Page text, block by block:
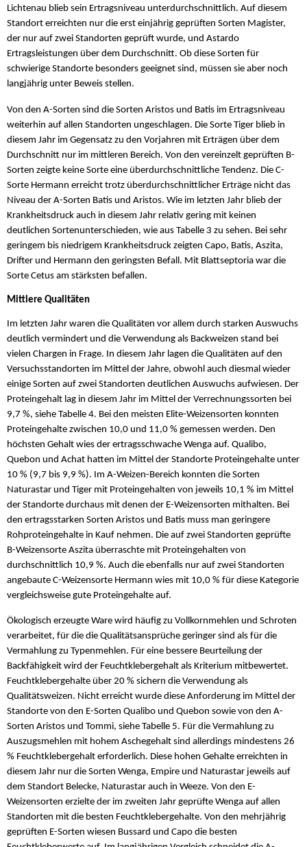
Lichtenau blieb sein Ertragsniveau unterdurchschnittlich. Auf diesem
Standort erreichten nur die erst einjährig geprüften Sorten Magister,
der nur auf zwei Standorten geprüft wurde, und Astardo
Ertragsleistungen über dem Durchschnitt. Ob diese Sorten für
schwierige Standorte besonders geeignet sind, müssen sie aber noch
langjährig unter Beweis stellen.
Von den A-Sorten sind die Sorten Aristos und Batis im Ertragsniveau
weiterhin auf allen Standorten ungeschlagen. Die Sorte Tiger blieb in
diesem Jahr im Gegensatz zu den Vorjahren mit Erträgen über dem
Durchschnitt nur im mittleren Bereich. Von den vereinzelt geprüften B-
Sorten zeigte keine Sorte eine überdurchschnittliche Tendenz. Die C-
Sorte Hermann erreicht trotz überdurchschnittlicher Erträge nicht das
Niveau der A-Sorten Batis und Aristos. Wie im letzten Jahr blieb der
Krankheitsdruck auch in diesem Jahr relativ gering mit keinen
deutlichen Sortenunterschieden, wie aus Tabelle 3 zu sehen. Bei sehr
geringem bis niedrigem Krankheitsdruck zeigten Capo, Batis, Aszita,
Drifter und Hermann den geringsten Befall. Mit Blattseptoria war die
Sorte Cetus am stärksten befallen.
Mittlere Qualitäten
Im letzten Jahr waren die Qualitäten vor allem durch starken Auswuchs
deutlich vermindert und die Verwendung als Backweizen stand bei
vielen Chargen in Frage. In diesem Jahr lagen die Qualitäten auf den
Versuchsstandorten im Mittel der Jahre, obwohl auch diesmal wieder
einige Sorten auf zwei Standorten deutlichen Auswuchs aufwiesen. Der
Proteingehalt lag in diesem Jahr im Mittel der Verrechnungssorten bei
9,7 %, siehe Tabelle 4. Bei den meisten Elite-Weizensorten konnten
Proteingehalte zwischen 10,0 und 11,0 % gemessen werden. Den
höchsten Gehalt wies der ertragsschwache Wenga auf. Qualibo,
Quebon und Achat hatten im Mittel der Standorte Proteingehalte unter
10 % (9,7 bis 9,9 %). Im A-Weizen-Bereich konnten die Sorten
Naturastar und Tiger mit Proteingehalten von jeweils 10,1 % im Mittel
der Standorte durchaus mit denen der E-Weizensorten mithalten. Bei
den ertragsstarken Sorten Aristos und Batis muss man geringere
Rohproteingehalte in Kauf nehmen. Die auf zwei Standorten geprüfte
B-Weizensorte Aszita überraschte mit Proteingehalten von
durchschnittlich 10,9 %. Auch die ebenfalls nur auf zwei Standorten
angebaute C-Weizensorte Hermann wies mit 10,0 % für diese Kategorie
vergleichsweise gute Proteingehalte auf.
Ökologisch erzeugte Ware wird häufig zu Vollkornmehlen und Schroten
verarbeitet, für die die Qualitätsansprüche geringer sind als für die
Vermahlung zu Typenmehlen. Für eine bessere Beurteilung der
Backfähigkeit wird der Feuchtklebergehalt als Kriterium mitbewertet.
Feuchtklebergehalte über 20 % sichern die Verwendung als
Qualitätsweizen. Nicht erreicht wurde diese Anforderung im Mittel der
Standorte von den E-Sorten Qualibo und Quebon sowie von den A-
Sorten Aristos und Tommi, siehe Tabelle 5. Für die Vermahlung zu
Auszugsmehlen mit hohem Aschegehalt sind allerdings mindestens 26
% Feuchtklebergehalt erforderlich. Diese hohen Gehalte erreichten in
diesem Jahr nur die Sorten Wenga, Empire und Naturastar jeweils auf
dem Standort Belecke, Naturastar auch in Weeze. Von den E-
Weizensorten erzielte der im zweiten Jahr geprüfte Wenga auf allen
Standorten mit die besten Feuchtklebergehalte. Von den mehrjährig
geprüften E-Sorten wiesen Bussard und Capo die besten